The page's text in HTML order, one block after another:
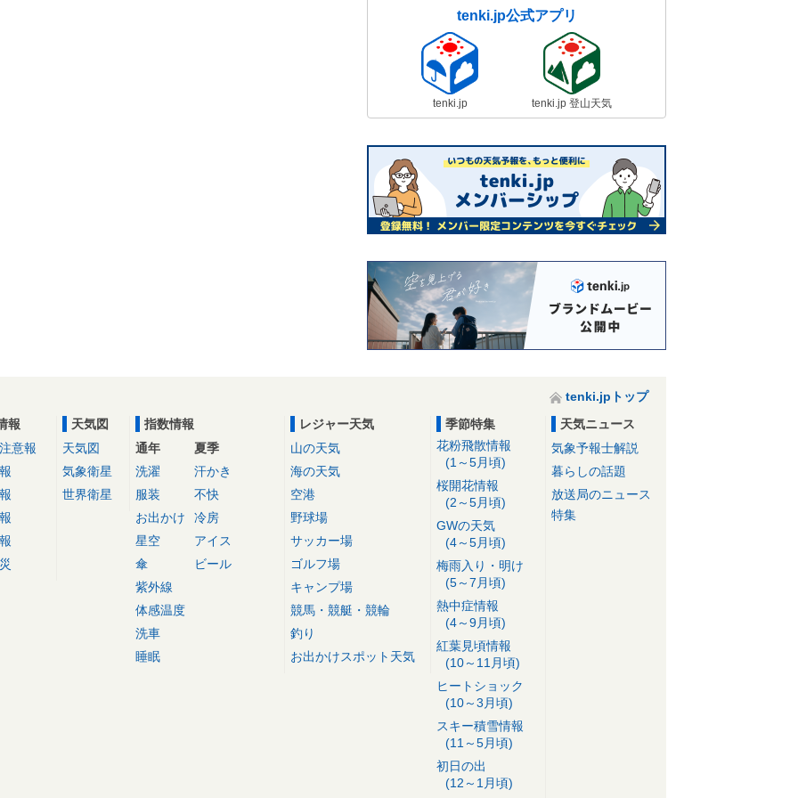
tenki.jp公式アプリ
tenki.jp tenki.jp 登山天気
tenki.jpトップ
報
意報
天気図
天気図
気象衛星
世界衛星
指数情報
通年
洗濯
服装
お出かけ
星空
傘
紫外線
体感温度
洗車
睡眠
夏季
汗かき
不快
冷房
アイス
ビール
レジャー天気
山の天気
海の天気
空港
野球場
サッカー場
ゴルフ場
キャンプ場
競馬・競艇・競輪
釣り
お出かけスポット天気
季節特集
花粉飛散情報
(1～5月頃)
桜開花情報
(2～5月頃)
GWの天気
(4～5月頃)
梅雨入り・明け
(5～7月頃)
熱中症情報
(4～9月頃)
紅葉見頃情報
(10～11月頃)
ヒートショック
(10～3月頃)
スキー積雪情報
(11～5月頃)
初日の出
(12～1月頃)
天気ニュース
気象予報士解説
暮らしの話題
放送局のニュース
特集